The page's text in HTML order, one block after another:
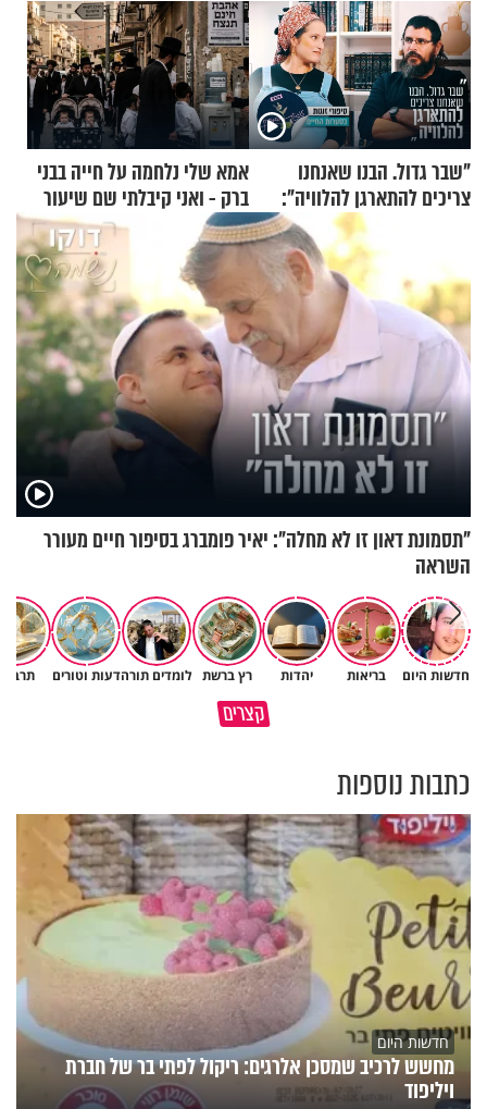
"שבר גדול. הבנו שאנחנו
צריכים להתארגן להלוויה":
זוגיות במבחן, הפעם עם מרים
אמא שלי נלחמה על חייה בבני
ברק - ואני קיבלתי שם שיעור
באהבת חינם
"תסמונת דאון זו לא מחלה": יאיר פומברג בסיפור חיים מעורר
השראה
חדשות היום בריאות יהדות רץ ברשת לומדים תורהדעות וטורים
קצרים
תשתמש באהבה של השם לטובתך
פותחים פתח קטן - ומקבלים
כתבות נוספות
חדשות היום
מחשש לרכיב שמסכן אלרגים: ריקול לפתי בר של חברת
ויליפוד